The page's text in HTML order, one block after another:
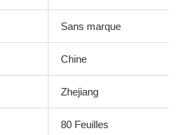
Sans marque
Chine
Zhejiang
80 Feuilles